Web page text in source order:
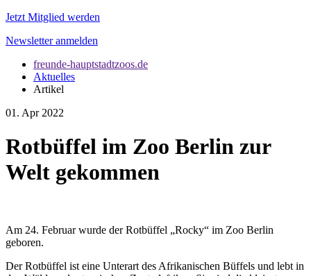
Jetzt Mitglied werden
Newsletter anmelden
freunde-hauptstadtzoos.de
Aktuelles
Artikel
01. Apr 2022
Rotbüffel im Zoo Berlin zur
Welt gekommen
Am 24. Februar wurde der Rotbüffel „Rocky“ im Zoo Berlin
geboren.
Der Rotbüffel ist eine Unterart des Afrikanischen Büffels und lebt in